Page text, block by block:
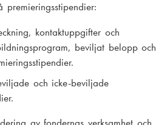
premieringsstipendier:
kontaktuppgifter och
beviljat belopp och
och icke-beviljade